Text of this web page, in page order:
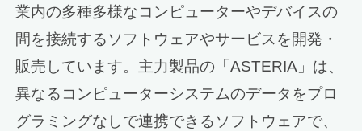
業内の多種多様なコンピューターやデバイスの
間を接続するソフトウェアやサービスを開発・
販売しています。主力製品の「ASTERIA」は、
異なるコンピューターシステムのデータをプロ
グラミングなしで連携できるソフトウェアで、